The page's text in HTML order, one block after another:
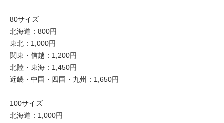
80サイズ
北海道：800円
東北：1,000円
関東・信越：1,200円
北陸・東海：1,450円
近畿・中国・四国・九州：1,650円
100サイズ
北海道：1,000円